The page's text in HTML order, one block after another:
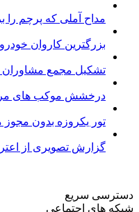
مداح آملی که پرچم را
بزرگترین کاروان
تشکیل مجمع مشاوران
درخشش موکب های
تور یکروزه بدون مجوز
گزارش تصویری از
دسترسی سریع
شبکه های اجتماعی